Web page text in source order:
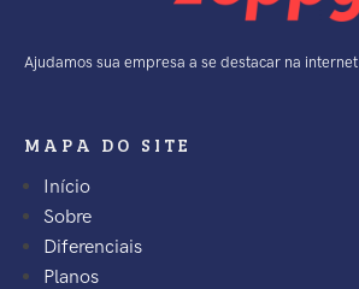
Ajudamos sua empresa a se destacar na internet
MAPA DO SITE
Início
Sobre
Diferenciais
Planos